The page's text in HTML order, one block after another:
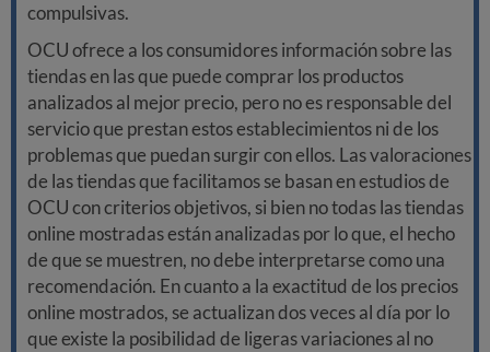
compulsivas.
OCU ofrece a los consumidores información sobre las
tiendas en las que puede comprar los productos
analizados al mejor precio, pero no es responsable del
servicio que prestan estos establecimientos ni de los
problemas que puedan surgir con ellos. Las valoraciones
de las tiendas que facilitamos se basan en estudios de
OCU con criterios objetivos, si bien no todas las tiendas
online mostradas están analizadas por lo que, el hecho
de que se muestren, no debe interpretarse como una
recomendación. En cuanto a la exactitud de los precios
online mostrados, se actualizan dos veces al día por lo
que existe la posibilidad de ligeras variaciones al no